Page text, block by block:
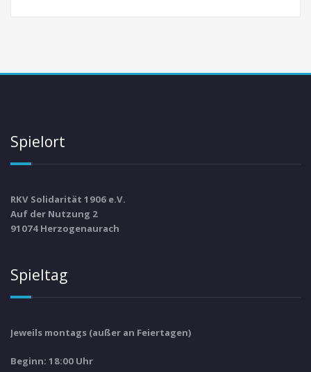
Spielort
RKV Solidarität 1906 e.V.
Auf der Nutzung 2
91074 Herzogenaurach
Spieltag
Jeweils montags (außer an Feiertagen)
Beginn: 18:00 Uhr